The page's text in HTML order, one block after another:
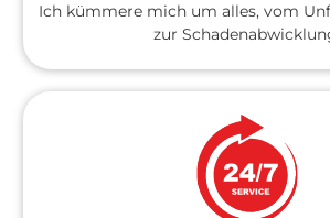
Ich kümmere mich um alles, vom
zur